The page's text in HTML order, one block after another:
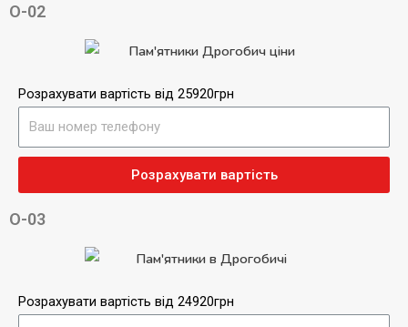
О-02
Розрахувати вартість від 25920грн
Розрахувати вартість
О-03
Розрахувати вартість від 24920грн